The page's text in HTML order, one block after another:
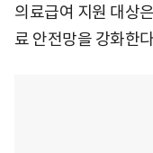
의료급여 지원 대상
료 안전망을 강화한